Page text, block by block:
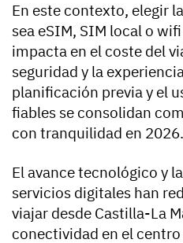
En este contexto, elegir
sea eSIM, SIM local o
impacta en el coste del
seguridad y la
planificación previa y el
fiables se consolidan
con tranquilidad en 2026.
El avance tecnológico y
servicios digitales han
viajar desde Castilla-La
conectividad en el